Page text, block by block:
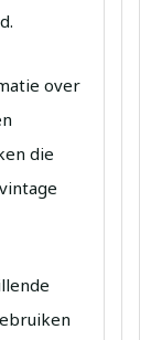
over
die